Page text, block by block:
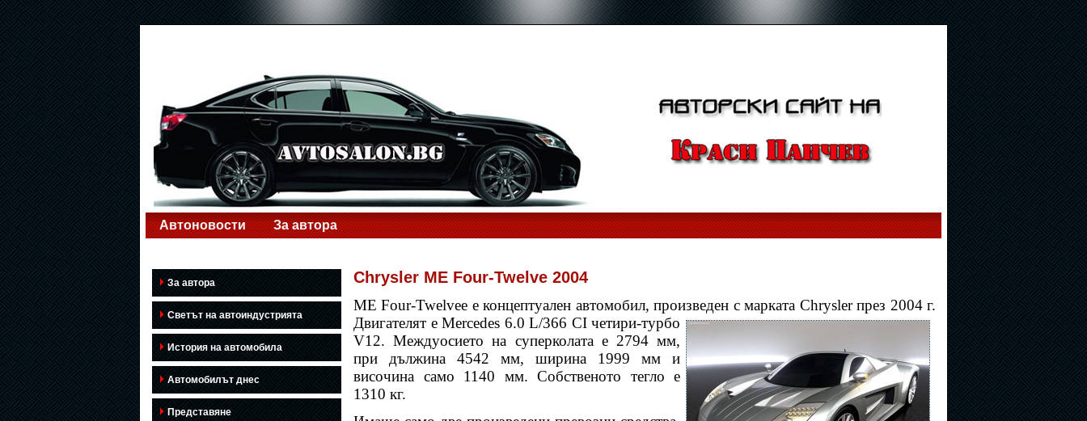
Автоновости За автора
За автора
Светът на автоиндустрията
История на автомобила
Автомобилът днес
Представяне
Chrysler ME Four-Twelve 2004
ME Four-Twelveе е концептуален автомобил, произведен с марката Chrysler през 2004 г.
Двигателят еMercedes 6.0 L/366 CI четири-турбо
V12. Междуосието на суперколата е 2794 мм,
при дължина 4542 мм, ширина 1999 мм и
височина само 1140 мм. Собственото тегло е
1310 кг.